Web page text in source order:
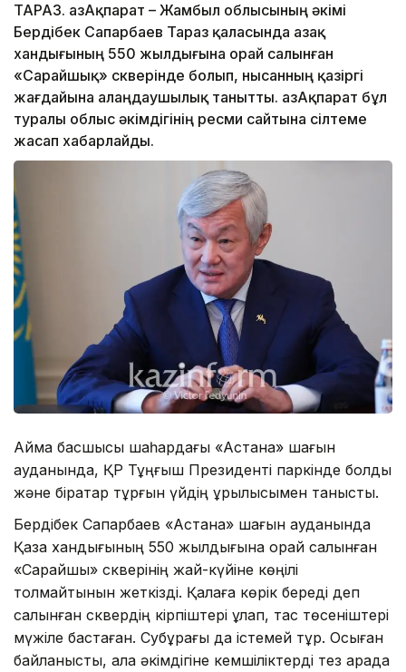
ТАРАЗ. ҚазАқпарат – Жамбыл облысының әкімі
Бердібек Сапарбаев Тараз қаласында Қазақ
хандығының 550 жылдығына орай салынған
«Сарайшық» скверінде болып, нысанның қазіргі
жағдайына алаңдаушылық танытты. ҚазАқпарат бұл
туралы облыс әкімдігінің ресми сайтына сілтеме
жасап хабарлайды.
Аймақ басшысы шаһардағы «Астана» шағын
ауданында, ҚР Тұңғыш Президенті паркінде болды
және бірқатар тұрғын үйдің құрылысымен танысты.
Бердібек Сапарбаев «Астана» шағын ауданында
Қазақ хандығының 550 жылдығына орай салынған
«Сарайшық» скверінің жай-күйіне көңілі
толмайтынын жеткізді. Қалаға көрік береді деп
салынған сквердің кірпіштері құлап, тас төсеніштері
мүжіле бастаған. Субұрқағы да істемей тұр. Осыған
байланысты, қала әкімдігіне кемшіліктерді тез арада